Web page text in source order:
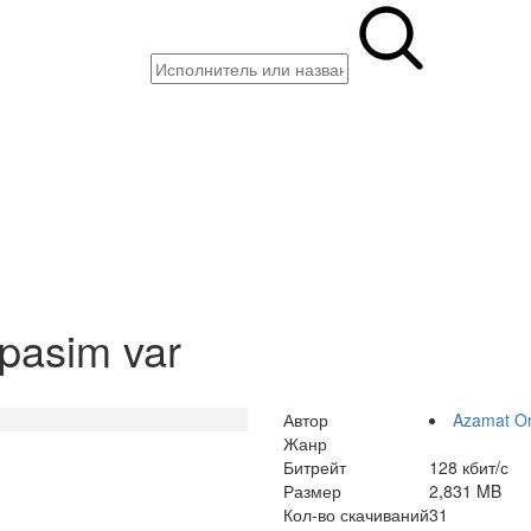
var
Автор
Azamat
Жанр
Битрейт
128 кбит/с
Размер
2,831 MB
Кол-во скачиваний31